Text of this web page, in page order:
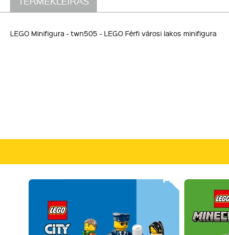
LEGO Minifigura - twn505 - LEGO Férfi városi lakos minifigura